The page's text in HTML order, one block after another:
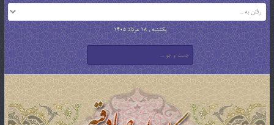
یکشنبه , 18 مرداد 1405